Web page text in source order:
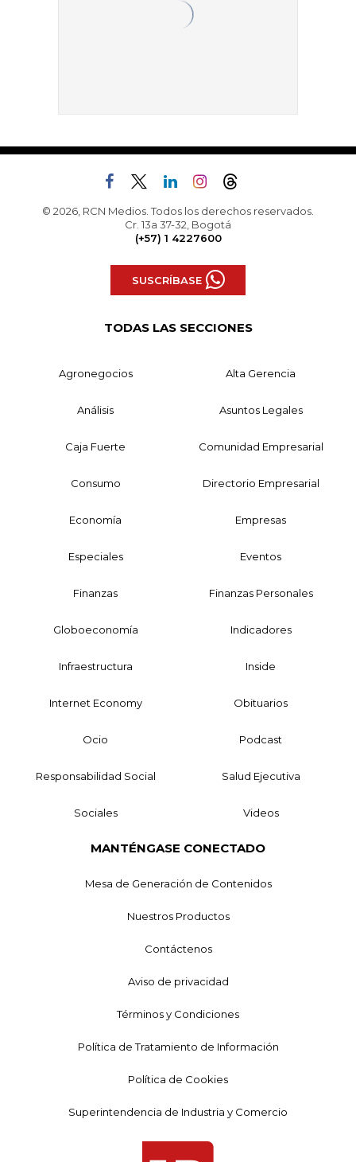
© 2026, RCN Medios. Todos los derechos reservados.
Cr. 13a 37-32, Bogotá
(+57) 1 4227600
SUSCRÍBASE
TODAS LAS SECCIONES
Agronegocios Alta Gerencia
Análisis Asuntos Legales
Caja Fuerte Comunidad Empresarial
Consumo Directorio Empresarial
Economía Empresas
Especiales Eventos
Finanzas Finanzas Personales
Globoeconomía Indicadores
Infraestructura Inside
Internet Economy Obituarios
Ocio Podcast
Responsabilidad Social Salud Ejecutiva
Sociales Videos
MANTÉNGASE CONECTADO
Mesa de Generación de Contenidos
Nuestros Productos
Contáctenos
Aviso de privacidad
Términos y Condiciones
Política de Tratamiento de Información
Política de Cookies
Superintendencia de Industria y Comercio